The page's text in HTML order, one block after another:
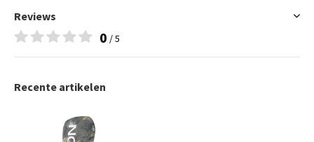
Reviews
0 / 5
Recente artikelen